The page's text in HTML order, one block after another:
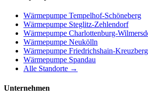
Wärmepumpe Tempelhof-Schöneberg
Wärmepumpe Steglitz-Zehlendorf
Wärmepumpe Charlottenburg-
Wärmepumpe Neukölln
Wärmepumpe Friedrichshain-Kreuzberg
Wärmepumpe Spandau
Alle Standorte →
Unternehmen